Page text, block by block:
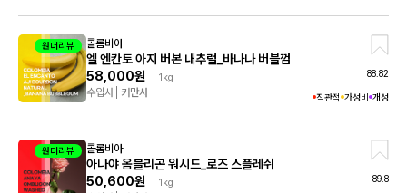
원더리뷰 콜롬비아
엘 엔칸토 아지 버본 내추럴_바나나 버블껌
58,000원
1kg
수입사 커만사
88.82
직관적 가성비 개성
원더리뷰 콜롬비아
아나야 옴블리곤 워시드_로즈 스플레쉬
50,600원
1kg 89.8